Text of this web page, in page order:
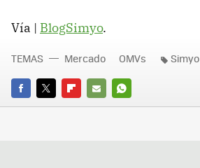
Vía | BlogSimyo.
FACEBOOK
TWITTERFLIPBOARD
E-
WHATSAPP
TEMAS Mercado OMVs Simyo